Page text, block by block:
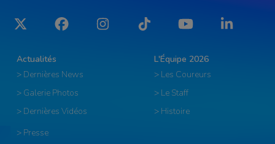
Twitter Facebook Instagram Tiktok YouTube LinkedIn
Actualités
> Dernières News
> Galerie Photos
> Dernières Vidéos
L'Équipe 2026
> Les Coureurs
> Le Staff
> Histoire
> Presse